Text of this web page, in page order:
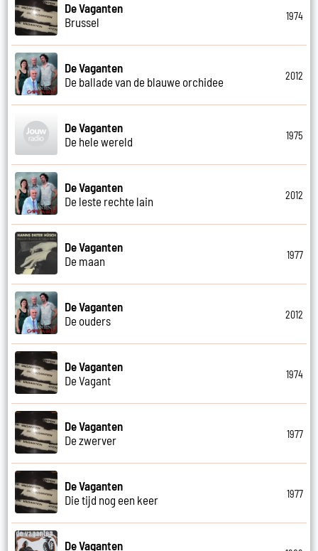
De Vaganten
Brussel
1974
De Vaganten
De ballade van de blauwe orchidee
2012
De Vaganten
De hele wereld
1975
De Vaganten
De leste rechte lain
2012
De Vaganten
De maan
1977
De Vaganten
De ouders
2012
De Vaganten
De Vagant
1974
De Vaganten
De zwerver
1977
De Vaganten
Die tijd nog een keer
1977
De Vaganten